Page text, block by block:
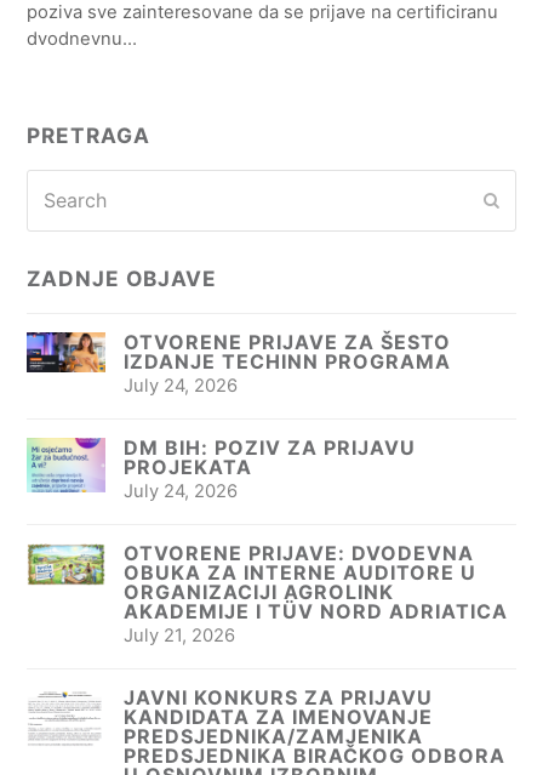
poziva sve zainteresovane da se prijave na certificiranu
dvodnevnu…
PRETRAGA
ZADNJE OBJAVE
OTVORENE PRIJAVE ZA ŠESTO
IZDANJE TECHINN PROGRAMA
July 24, 2026
DM BIH: POZIV ZA PRIJAVU
PROJEKATA
July 24, 2026
OTVORENE PRIJAVE: DVODEVNA
OBUKA ZA INTERNE AUDITORE U
ORGANIZACIJI AGROLINK
AKADEMIJE I TÜV NORD ADRIATICA
July 21, 2026
JAVNI KONKURS ZA PRIJAVU
KANDIDATA ZA IMENOVANJE
PREDSJEDNIKA/ZAMJENIKA
PREDSJEDNIKA BIRAČKOG ODBORA